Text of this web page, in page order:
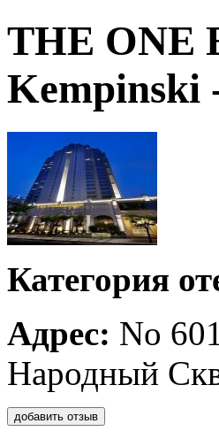
THE ONE
Kempinski
Категория
Адрес: No
Народный
добавить отзыв